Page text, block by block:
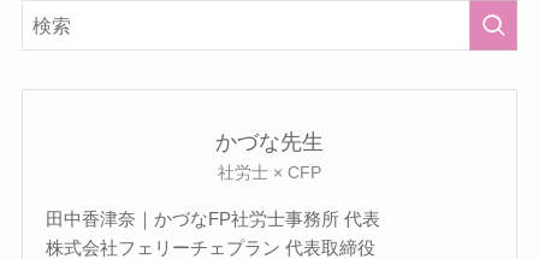
かづな先生
社労士 × CFP
田中香津奈｜かづなFP社労士事務所 代表
株式会社フェリーチェプラン 代表取締役